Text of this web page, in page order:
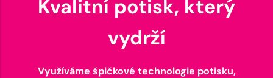
Kvalitní potisk, který
vydrží
Využíváme špičkové technologie potisku,